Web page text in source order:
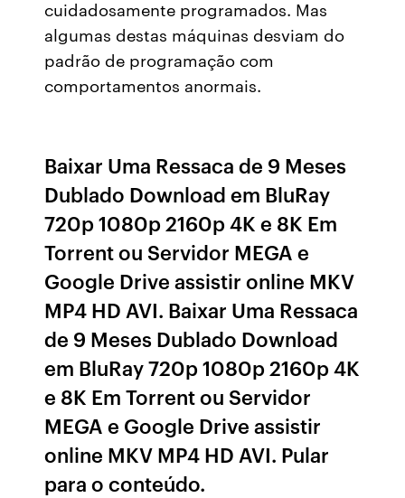
cuidadosamente programados. Mas
algumas destas máquinas desviam do
padrão de programação com
comportamentos anormais.
Baixar Uma Ressaca de 9 Meses
Dublado Download em BluRay
720p 1080p 2160p 4K e 8K Em
Torrent ou Servidor MEGA e
Google Drive assistir online MKV
MP4 HD AVI. Baixar Uma Ressaca
de 9 Meses Dublado Download
em BluRay 720p 1080p 2160p 4K
e 8K Em Torrent ou Servidor
MEGA e Google Drive assistir
online MKV MP4 HD AVI. Pular
para o conteúdo.